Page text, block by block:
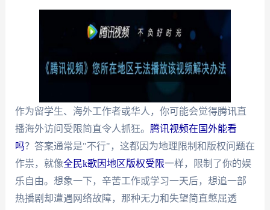
作为留学生、海外工作者或华人，你可能会觉得腾讯直
播海外访问受限简直令人抓狂。 腾讯视频在国外能看
吗？答案通常是"不行"，这都因为地理限制和版权问题在
作祟，就像全民k歌因地区版权受限一样，限制了你的娱
乐自由。想象一下，辛苦工作或学习一天后，想追一部
热播剧却遭遇网络故障，那种无力和失望简直憋屈透